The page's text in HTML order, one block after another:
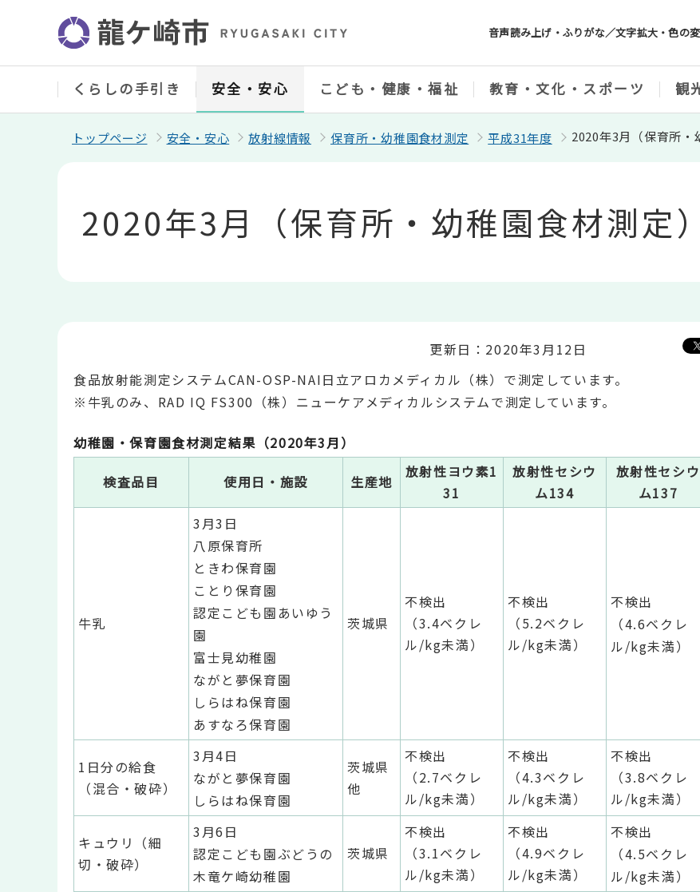
ジ
音声読み上げ・ふりがな／文字拡大・色の
くらしの手引き 安全・安心 こども・健康・福祉 教育・文化・スポーツ 観
トップページ 安全・安心 放射線情報 保育所・幼稚園食材測定 平成31年度 2020年3月（保育所・
2020年3月（保育所・幼稚園食材測定）
更新日：2020年3月12日
食品放射能測定システムCAN-OSP-NAI日立アロカメディカル（株）で測定しています。
※牛乳のみ、RAD IQ FS300（株）ニューケアメディカルシステムで測定しています。
検査品目 使用日・施設 生産地
放射性ヨウ素1
31
放射性セシウ
ム134
放射性セシウ
ム137
幼稚園・保育園食材測定結果（2020年3月）
牛乳
3月3日
八原保育所
ときわ保育園
ことり保育園
認定こども園あいゆう
園
富士見幼稚園
ながと夢保育園
しらはね保育園
あすなろ保育園
茨城県
不検出
（3.4ベクレ
ル/kg未満）
不検出
（5.2ベクレ
ル/kg未満）
不検出
（4.6ベクレ
ル/kg未満）
1日分の給食
（混合・破砕）
3月4日
ながと夢保育園
しらはね保育園
茨城県
他
不検出
（2.7ベクレ
ル/kg未満）
不検出
（4.3ベクレ
ル/kg未満）
不検出
（3.8ベクレ
ル/kg未満）
キュウリ（細
切・破砕）
3月6日
認定こども園ぶどうの
木竜ケ崎幼稚園
茨城県
不検出
（3.1ベクレ
ル/kg未満）
不検出
（4.9ベクレ
ル/kg未満）
不検出
（4.5ベクレ
ル/kg未満）